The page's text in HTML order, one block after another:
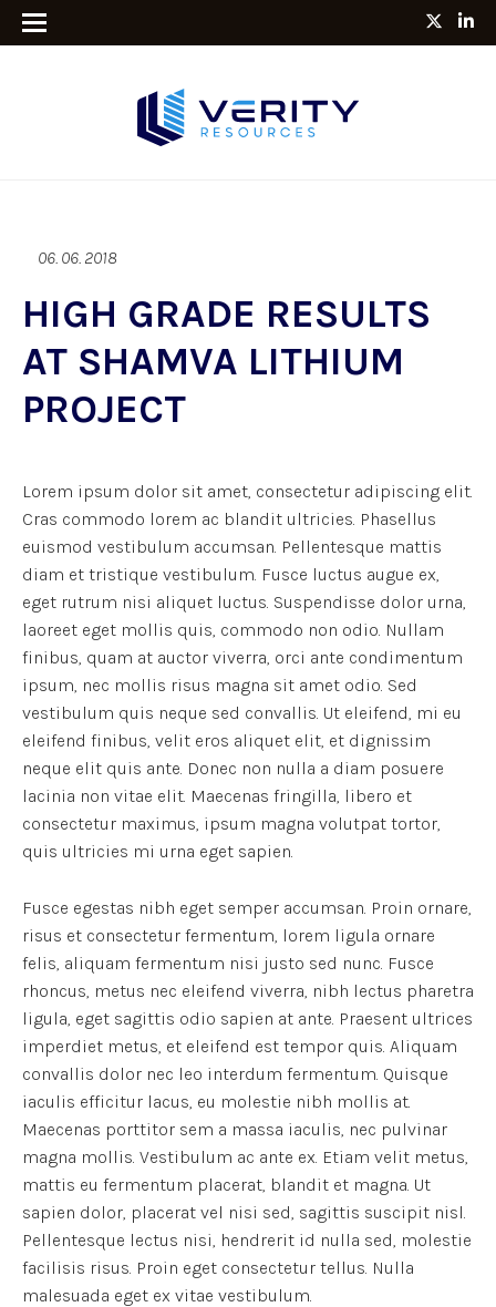
06. 06. 2018
HIGH GRADE RESULTS
AT SHAMVA LITHIUM
PROJECT
Lorem ipsum dolor sit amet, consectetur adipiscing elit.
Cras commodo lorem ac blandit ultricies. Phasellus
euismod vestibulum accumsan. Pellentesque mattis
diam et tristique vestibulum. Fusce luctus augue ex,
eget rutrum nisi aliquet luctus. Suspendisse dolor urna,
laoreet eget mollis quis, commodo non odio. Nullam
finibus, quam at auctor viverra, orci ante condimentum
ipsum, nec mollis risus magna sit amet odio. Sed
vestibulum quis neque sed convallis. Ut eleifend, mi eu
eleifend finibus, velit eros aliquet elit, et dignissim
neque elit quis ante. Donec non nulla a diam posuere
lacinia non vitae elit. Maecenas fringilla, libero et
consectetur maximus, ipsum magna volutpat tortor,
quis ultricies mi urna eget sapien.
Fusce egestas nibh eget semper accumsan. Proin ornare,
risus et consectetur fermentum, lorem ligula ornare
felis, aliquam fermentum nisi justo sed nunc. Fusce
rhoncus, metus nec eleifend viverra, nibh lectus pharetra
ligula, eget sagittis odio sapien at ante. Praesent ultrices
imperdiet metus, et eleifend est tempor quis. Aliquam
convallis dolor nec leo interdum fermentum. Quisque
iaculis efficitur lacus, eu molestie nibh mollis at.
Maecenas porttitor sem a massa iaculis, nec pulvinar
magna mollis. Vestibulum ac ante ex. Etiam velit metus,
mattis eu fermentum placerat, blandit et magna. Ut
sapien dolor, placerat vel nisi sed, sagittis suscipit nisl.
Pellentesque lectus nisi, hendrerit id nulla sed, molestie
facilisis risus. Proin eget consectetur tellus. Nulla
malesuada eget ex vitae vestibulum.